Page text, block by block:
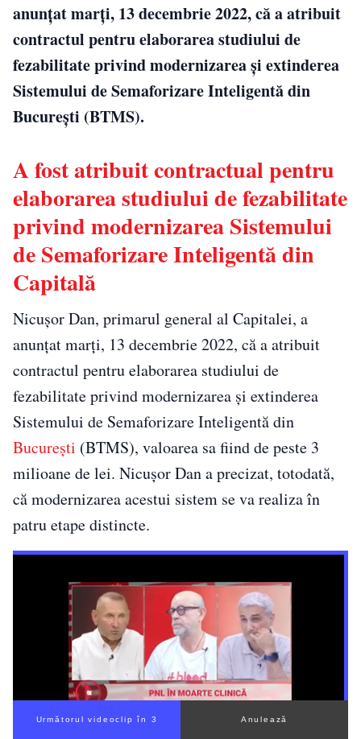
anunțat marți, 13 decembrie 2022, că a atribuit
contractul pentru elaborarea studiului de
fezabilitate privind modernizarea și extinderea
Sistemului de Semaforizare Inteligentă din
București (BTMS).
A fost atribuit contractual pentru
elaborarea studiului de fezabilitate
privind modernizarea Sistemului
de Semaforizare Inteligentă din
Capitală
Nicușor Dan, primarul general al Capitalei, a
anunțat marți, 13 decembrie 2022, că a atribuit
contractul pentru elaborarea studiului de
fezabilitate privind modernizarea și extinderea
Sistemului de Semaforizare Inteligentă din
București (BTMS), valoarea sa fiind de peste 3
milioane de lei. Nicușor Dan a precizat, totodată,
că modernizarea acestui sistem se va realiza în
patru etape distincte.
Următorul videoclip în 2 Anulează